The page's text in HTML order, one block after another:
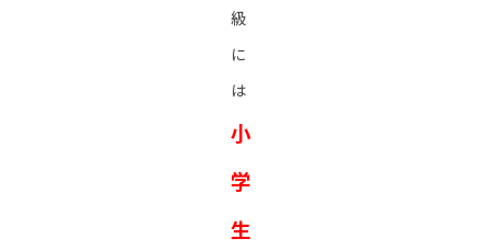
級
に
は
小
学
生